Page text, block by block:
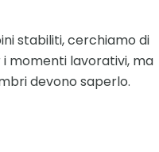
stabiliti, cerchiamo di
momenti lavorativi, ma
devono saperlo.